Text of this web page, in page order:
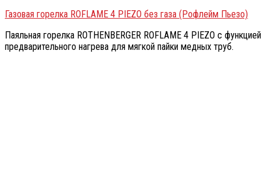
Газовая горелка ROFLAME 4 PIEZO без газа (Рофлейм Пьезо)
Паяльная горелка ROTHENBERGER ROFLAME 4 PIEZO с функцией
предварительного нагрева для мягкой пайки медных труб.